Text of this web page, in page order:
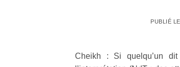
PUBLIÉ LE
Cheikh : Si quelqu’un